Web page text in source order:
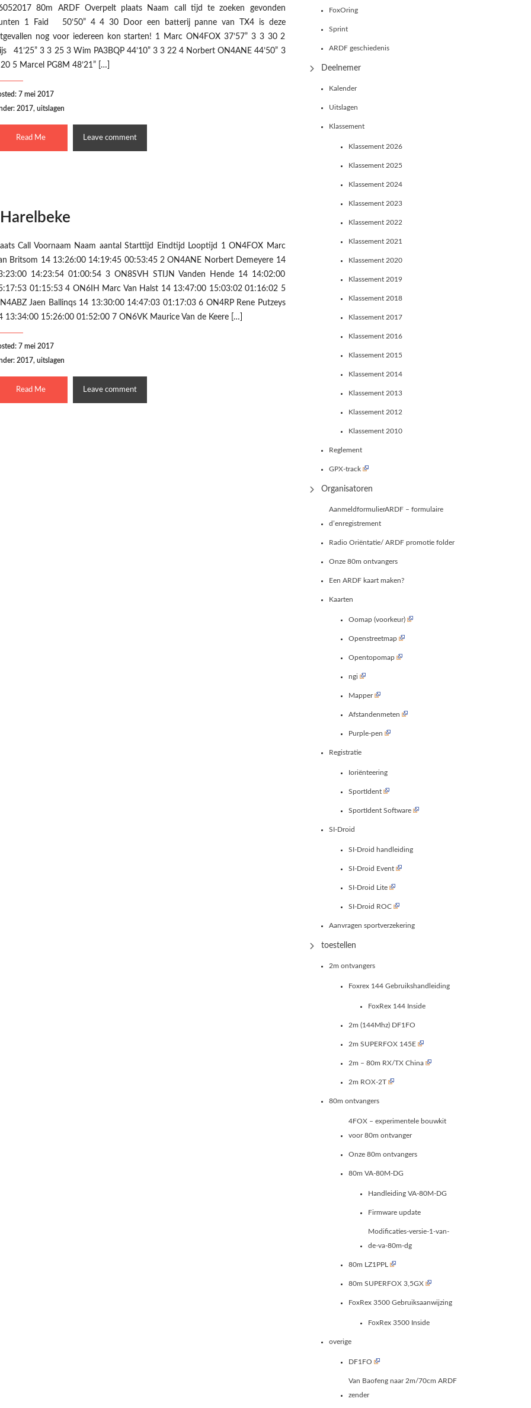
80m ARDF Overpelt plaats Naam call tijd te zoeken gevonden
1 Faid 50’50” 4 4 30 Door een batterij panne van TX4 is deze
nog voor iedereen kon starten! 1 Marc ON4FOX 37’57” 3 3 30 2
41’25” 3 3 25 3 Wim PA3BQP 44’10” 3 3 22 4 Norbert ON4ANE 44’50” 3
5 Marcel PG8M 48’21” […]
7 mei 2017
2017, uitslagen
Read Me Leave comment
Call Voornaam Naam aantal Starttijd Eindtijd Looptijd 1 ON4FOX Marc
Britsom 14 13:26:00 14:19:45 00:53:45 2 ON4ANE Norbert Demeyere 14
14:23:54 01:00:54 3 ON8SVH STIJN Vanden Hende 14 14:02:00
01:15:53 4 ON6IH Marc Van Halst 14 13:47:00 15:03:02 01:16:02 5
Jaen Ballinqs 14 13:30:00 14:47:03 01:17:03 6 ON4RP Rene Putzeys
13:34:00 15:26:00 01:52:00 7 ON6VK Maurice Van de Keere […]
7 mei 2017
2017, uitslagen
Read Me Leave comment
FoxOring
Sprint
ARDF geschiedenis
Deelnemer
Kalender
Uitslagen
Klassement
Klassement 2026
Klassement 2025
Klassement 2024
Klassement 2023
Klassement 2022
Klassement 2021
Klassement 2020
Klassement 2019
Klassement 2018
Klassement 2017
Klassement 2016
Klassement 2015
Klassement 2014
Klassement 2013
Klassement 2012
Klassement 2010
Reglement
GPX-track
Organisatoren
AanmeldformulierARDF – formulaire
d’enregistrement
Radio Oriëntatie/ ARDF promotie folder
Onze 80m ontvangers
Een ARDF kaart maken?
Kaarten
Oomap (voorkeur)
Openstreetmap
Opentopomap
ngi
Mapper
Afstandenmeten
Purple-pen
Registratie
Ioriënteering
SportIdent
SportIdent Software
SI-Droid
SI-Droid handleiding
SI-Droid Event
SI-Droid Lite
SI-Droid ROC
Aanvragen sportverzekering
toestellen
2m ontvangers
Foxrex 144 Gebruikshandleiding
FoxRex 144 Inside
2m (144Mhz) DF1FO
2m SUPERFOX 145E
2m – 80m RX/TX China
2m ROX-2T
80m ontvangers
4FOX – experimentele bouwkit
voor 80m ontvanger
Onze 80m ontvangers
80m VA-80M-DG
Handleiding VA-80M-DG
Firmware update
Modificaties-versie-1-van-
de-va-80m-dg
80m LZ1PPL
80m SUPERFOX 3,5GX
FoxRex 3500 Gebruiksaanwijzing
FoxRex 3500 Inside
overige
DF1FO
Van Baofeng naar 2m/70cm ARDF
zender